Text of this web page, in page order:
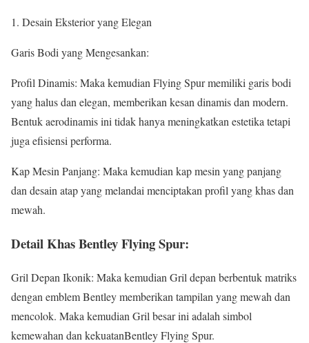
1. Desain Eksterior yang Elegan
Garis Bodi yang Mengesankan:
Profil Dinamis: Maka kemudian Flying Spur memiliki garis bodi
yang halus dan elegan, memberikan kesan dinamis dan modern.
Bentuk aerodinamis ini tidak hanya meningkatkan estetika tetapi
juga efisiensi performa.
Kap Mesin Panjang: Maka kemudian kap mesin yang panjang
dan desain atap yang melandai menciptakan profil yang khas dan
mewah.
Detail Khas Bentley Flying Spur:
Gril Depan Ikonik: Maka kemudian Gril depan berbentuk matriks
dengan emblem Bentley memberikan tampilan yang mewah dan
mencolok. Maka kemudian Gril besar ini adalah simbol
kemewahan dan kekuatanBentley Flying Spur.